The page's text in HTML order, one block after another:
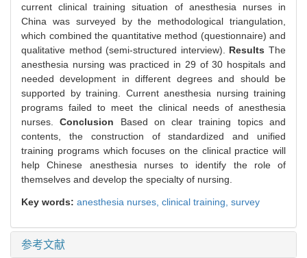
current clinical training situation of anesthesia nurses in
China was surveyed by the methodological triangulation,
which combined the quantitative method (questionnaire) and
qualitative method (semi-structured interview). ResultsThe
anesthesia nursing was practiced in 29 of 30 hospitals and
needed development in different degrees and should be
supported by training. Current anesthesia nursing training
programs failed to meet the clinical needs of anesthesia
nurses.Conclusion Based on clear training topics and
contents, the construction of standardized and unified
training programs which focuses on the clinical practice will
help Chinese anesthesia nurses to identify the role of
themselves and develop the specialty of nursing.
Key words: anesthesia nurses, clinical training, survey
参考文献